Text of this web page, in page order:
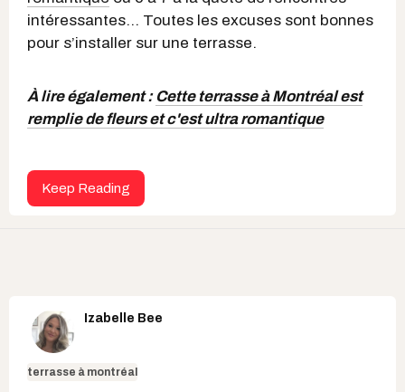
intéressantes… Toutes les excuses sont bonnes
pour s’installer sur une terrasse.
À lire également : Cette terrasse à Montréal est
remplie de fleurs et c'est ultra romantique
Keep Reading
Izabelle Bee
terrasse à montréal